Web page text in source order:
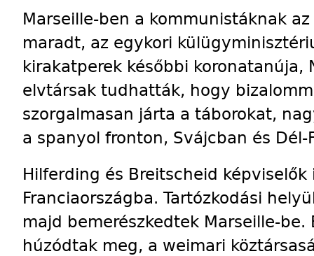
Marseille-ben a kommunistáknak
maradt, az egykori
kirakatperek későbbi koronatanúja,
elvtársak tudhatták, hogy
szorgalmasan járta a táborokat,
a spanyol fronton, Svájcban és Dél-
Hilferding és Breitscheid
Franciaországba. Tartózkodási
majd bemerészkedtek Marseille-
húzódtak meg, a weimari